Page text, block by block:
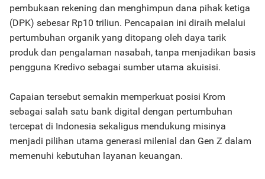
pembukaan rekening dan menghimpun dana pihak ketiga
(DPK) sebesar Rp10 triliun. Pencapaian ini diraih melalui
pertumbuhan organik yang ditopang oleh daya tarik
produk dan pengalaman nasabah, tanpa menjadikan basis
pengguna Kredivo sebagai sumber utama akuisisi.
Capaian tersebut semakin memperkuat posisi Krom
sebagai salah satu bank digital dengan pertumbuhan
tercepat di Indonesia sekaligus mendukung misinya
menjadi pilihan utama generasi milenial dan Gen Z dalam
memenuhi kebutuhan layanan keuangan.